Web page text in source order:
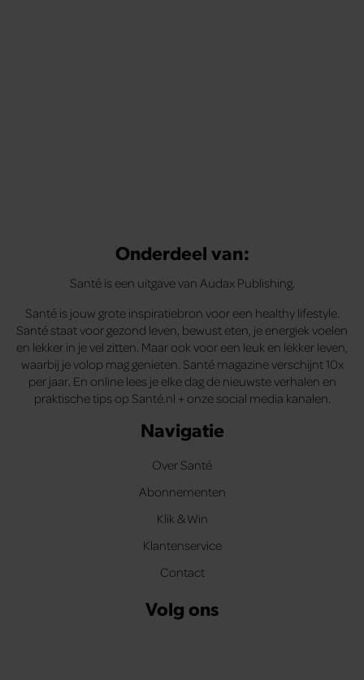
Onderdeel van:
Santé is een uitgave van Audax Publishing.
Santé is jouw grote inspiratiebron voor een healthy lifestyle.
Santé staat voor gezond leven, bewust eten, je energiek voelen
en lekker in je vel zitten. Maar ook voor een leuk en lekker leven,
waarbij je volop mag genieten. Santé magazine verschijnt 10x
per jaar. En online lees je elke dag de nieuwste verhalen en
praktische tips op Santé.nl + onze social media kanalen.
Navigatie
Over Santé
Abonnementen
Klik & Win
Klantenservice
Contact
Volg ons